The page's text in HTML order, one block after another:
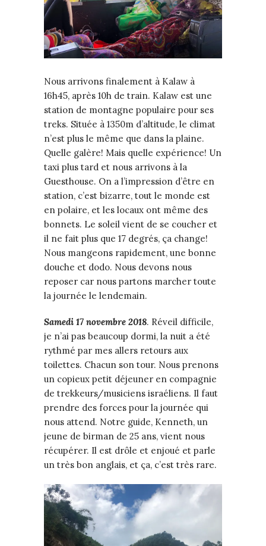
Nous arrivons finalement à Kalaw à
16h45, après 10h de train. Kalaw est une
station de montagne populaire pour ses
treks. Située à 1350m d’altitude, le climat
n’est plus le même que dans la plaine.
Quelle galère! Mais quelle expérience! Un
taxi plus tard et nous arrivons à la
Guesthouse. On a l’impression d’être en
station, c’est bizarre, tout le monde est
en polaire, et les locaux ont même des
bonnets. Le soleil vient de se coucher et
il ne fait plus que 17 degrés, ça change!
Nous mangeons rapidement, une bonne
douche et dodo. Nous devons nous
reposer car nous partons marcher toute
la journée le lendemain.
Samedi 17 novembre 2018. Réveil difficile,
je n’ai pas beaucoup dormi, la nuit a été
rythmé par mes allers retours aux
toilettes. Chacun son tour. Nous prenons
un copieux petit déjeuner en compagnie
de trekkeurs/musiciens israéliens. Il faut
prendre des forces pour la journée qui
nous attend. Notre guide, Kenneth, un
jeune de birman de 25 ans, vient nous
récupérer. Il est drôle et enjoué et parle
un très bon anglais, et ça, c’est très rare.